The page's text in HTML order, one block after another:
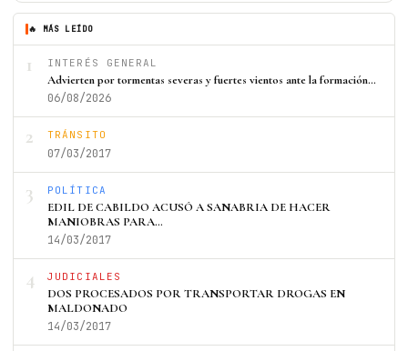
🔥 MÁS LEÍDO
1 INTERÉS GENERAL
Advierten por tormentas severas y fuertes vientos ante la formación…
06/08/2026
2 TRÁNSITO
07/03/2017
3 POLÍTICA
EDIL DE CABILDO ACUSÓ A SANABRIA DE HACER
MANIOBRAS PARA…
14/03/2017
4 JUDICIALES
DOS PROCESADOS POR TRANSPORTAR DROGAS EN
MALDONADO
14/03/2017